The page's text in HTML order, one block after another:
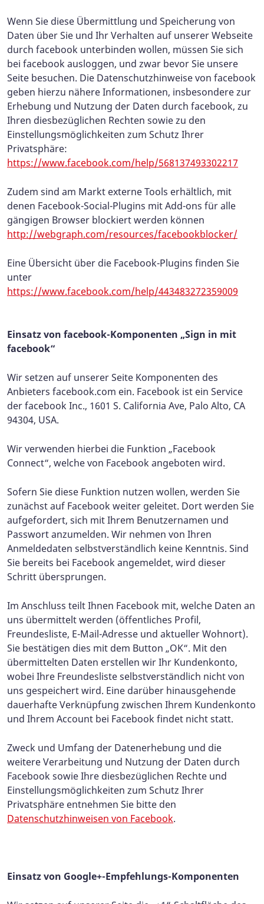
Wenn Sie diese Übermittlung und Speicherung von
Daten über Sie und Ihr Verhalten auf unserer Webseite
durch facebook unterbinden wollen, müssen Sie sich
bei facebook ausloggen, und zwar bevor Sie unsere
Seite besuchen. Die Datenschutzhinweise von facebook
geben hierzu nähere Informationen, insbesondere zur
Erhebung und Nutzung der Daten durch facebook, zu
Ihren diesbezüglichen Rechten sowie zu den
Einstellungsmöglichkeiten zum Schutz Ihrer
Privatsphäre:
https://www.facebook.com/help/568137493302217
Zudem sind am Markt externe Tools erhältlich, mit
denen Facebook-Social-Plugins mit Add-ons für alle
gängigen Browser blockiert werden können
http://webgraph.com/resources/facebookblocker/
Eine Übersicht über die Facebook-Plugins finden Sie
unter
https://www.facebook.com/help/443483272359009
Einsatz von facebook-Komponenten „Sign in mit
facebook“
Wir setzen auf unserer Seite Komponenten des
Anbieters facebook.com ein. Facebook ist ein Service
der facebook Inc., 1601 S. California Ave, Palo Alto, CA
94304, USA.
Wir verwenden hierbei die Funktion „Facebook
Connect“, welche von Facebook angeboten wird.
Sofern Sie diese Funktion nutzen wollen, werden Sie
zunächst auf Facebook weiter geleitet. Dort werden Sie
aufgefordert, sich mit Ihrem Benutzernamen und
Passwort anzumelden. Wir nehmen von Ihren
Anmeldedaten selbstverständlich keine Kenntnis. Sind
Sie bereits bei Facebook angemeldet, wird dieser
Schritt übersprungen.
Im Anschluss teilt Ihnen Facebook mit, welche Daten an
uns übermittelt werden (öffentliches Profil,
Freundesliste, E-Mail-Adresse und aktueller Wohnort).
Sie bestätigen dies mit dem Button „OK“. Mit den
übermittelten Daten erstellen wir Ihr Kundenkonto,
wobei Ihre Freundesliste selbstverständlich nicht von
uns gespeichert wird. Eine darüber hinausgehende
dauerhafte Verknüpfung zwischen Ihrem Kundenkonto
und Ihrem Account bei Facebook findet nicht statt.
Zweck und Umfang der Datenerhebung und die
weitere Verarbeitung und Nutzung der Daten durch
Facebook sowie Ihre diesbezüglichen Rechte und
Einstellungsmöglichkeiten zum Schutz Ihrer
Privatsphäre entnehmen Sie bitte den
Datenschutzhinweisen von Facebook.
Einsatz von Google+-Empfehlungs-Komponenten